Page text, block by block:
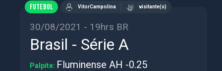
FUTEBOL VitorCampolina visitante(s)
30/08/2021 - 19hrs BR
Brasil - Série A
Palpite: Fluminense AH -0.25